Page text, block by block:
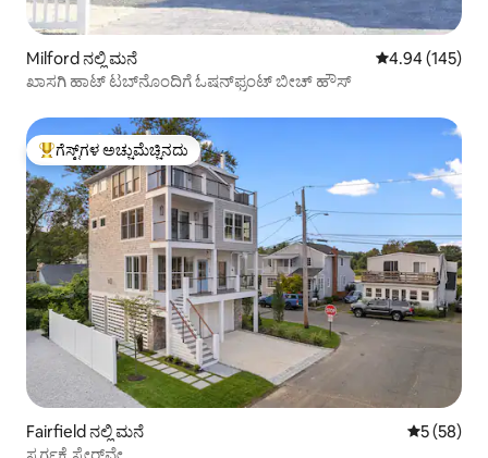
Milford ನಲ್ಲಿ ಮನೆ 5 ರಲ್ಲಿ 4.94
4.94 (145)
ಖಾಸಗಿ ಹಾಟ್ ಟಬ್‌ನೊಂದಿಗೆ ಓಷನ್‌ಫ್ರಂಟ್ ಬೀಚ್ ಹೌಸ್
ಗೆಸ್ಟ್‌ಗಳಿಗೆ ಅತಿ ಹೆಚ್ಚು ಅಚ್ಚುಮೆಚ್ಚಿನದು
ಗೆಸ್ಟ್‌ಗಳ ಅಚ್ಚುಮೆಚ್ಚಿನದು
Fairfield ನಲ್ಲಿ ಮನೆ 5 ರಲ್ಲಿ 5
5 (58)